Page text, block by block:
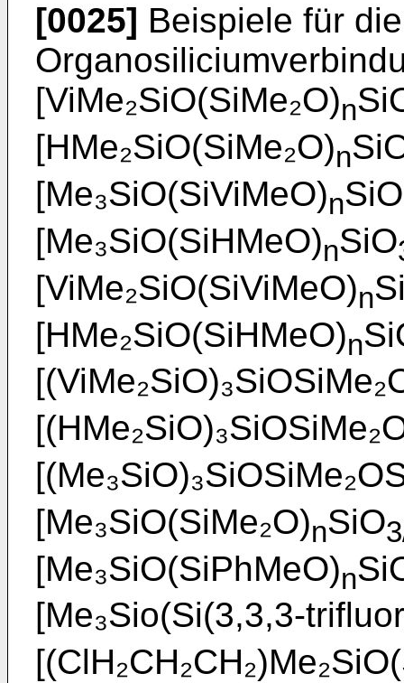
[0025] Beispiele für
[ViMe₂SiO(SiMe₂O)n
[HMe₂SiO(SiMe₂O)n
[Me₃SiO(SiViMeO)nSiO
[Me₃SiO(SiHMeO)nSiO
[ViMe₂SiO(SiViMeO)n
[HMe₂SiO(SiHMeO)n
[Me₃SiO(SiMe₂O)nSiO
[Me₃SiO(SiPhMeO)n
[Me₃Sio(Si(3,3,3-